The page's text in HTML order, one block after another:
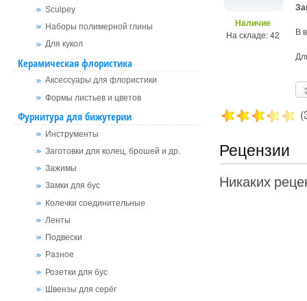
Sculpey
Наборы полимерной глины
Для кукол
Керамическая флористика
Аксессуары для флористики
Формы листьев и цветов
Фурнитура для бижутерии
Инструменты
Заготовки для колец, брошей и др.
Зажимы
Замки для бус
Колечки соединительные
Ленты
Подвески
Разное
Розетки для бус
Швензы для серёг
Наличие
На складе: 42 В
Рецензии
Никаких